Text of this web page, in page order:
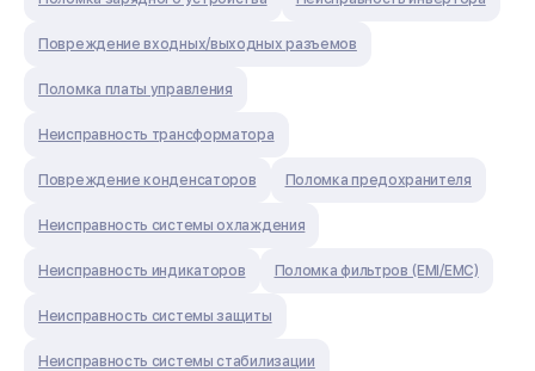
Повреждение входных/выходных разъемов
Поломка платы управления
Неисправность трансформатора
Повреждение конденсаторов Поломка предохранителя
Неисправность системы охлаждения
Неисправность индикаторов Поломка фильтров (EMI/EMC)
Неисправность системы защиты
Неисправность системы стабилизации